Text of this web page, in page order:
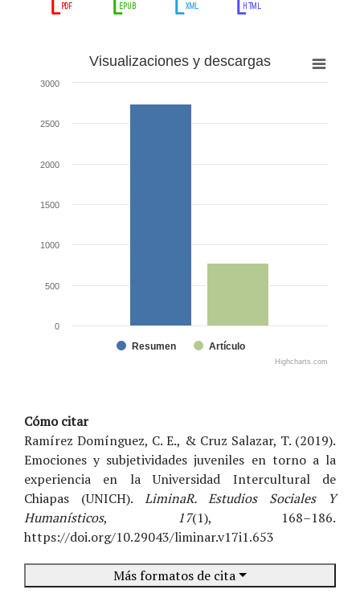
Visualizaciones y descargas
Resumen Artículo
0
500
1000
1500
2000
2500
3000
Highcharts.com
Cómo citar
Ramírez Domínguez, C. E., & Cruz Salazar, T. (2019).
Emociones y subjetividades juveniles en torno a la
experiencia en la Universidad Intercultural de
Chiapas (UNICH). LiminaR. Estudios Sociales Y
Humanísticos, 17(1), 168–186.
https://doi.org/10.29043/liminar.v17i1.653
Más formatos de cita